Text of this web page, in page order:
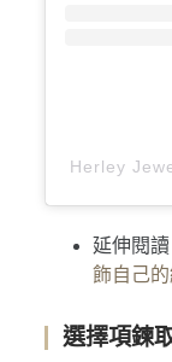
Herley
延伸閱讀
飾自己
選擇項鍊